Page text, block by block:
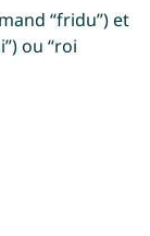
“fridu”) et
ou “roi